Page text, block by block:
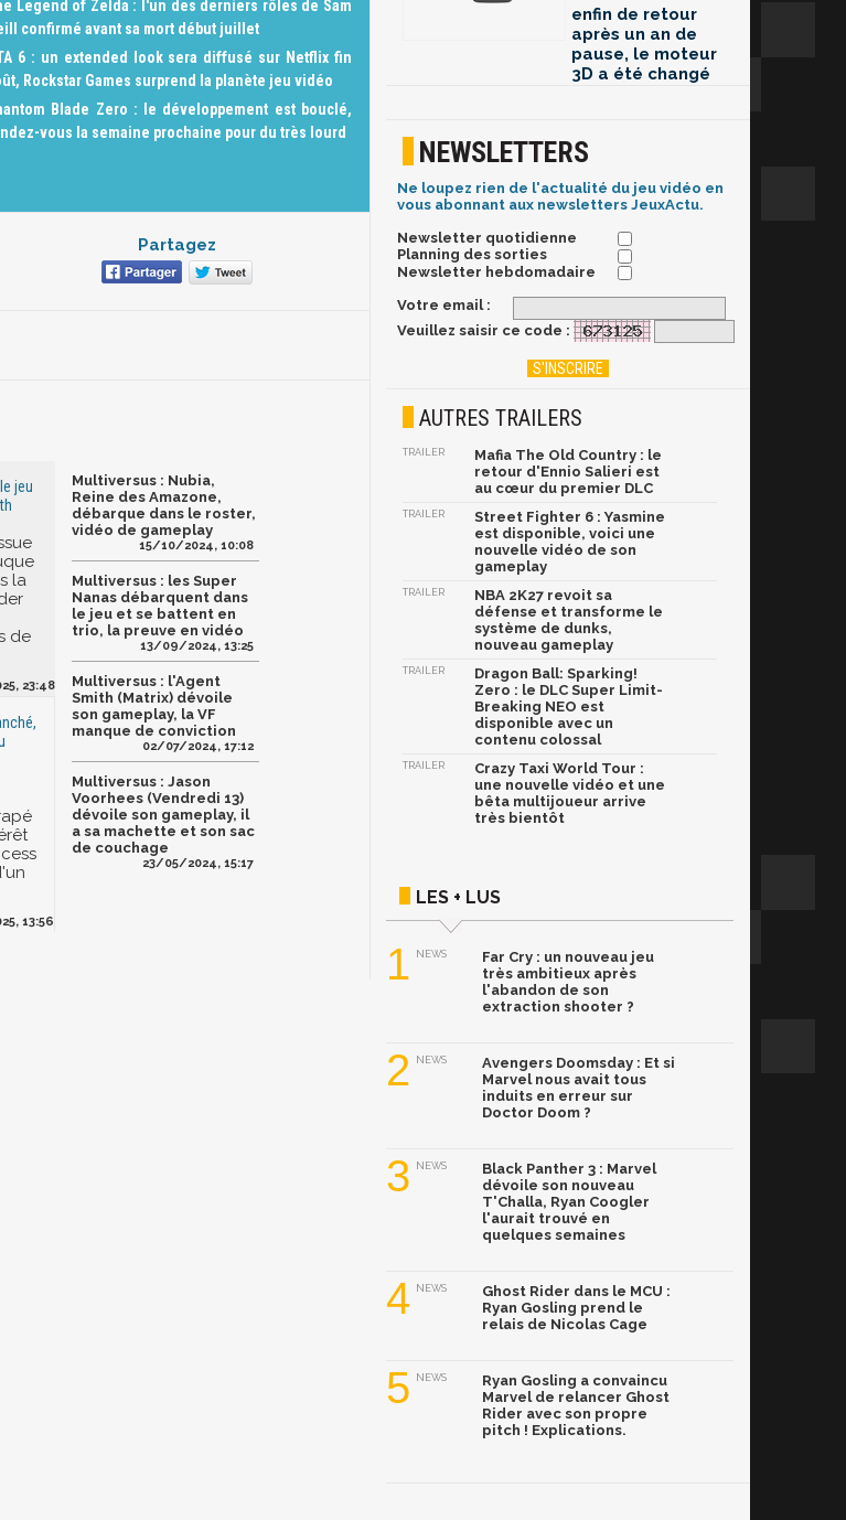
Legend of Zelda : l'un des derniers rôles de Sam
confirmé avant sa mort début juillet
6 : un extended look sera diffusé sur Netflix fin
Rockstar Games surprend la planète jeu vidéo
Blade Zero : le développement est bouclé,
vous la semaine prochaine pour du très lourd
Partagez
jeu
la
de
23:48
13:56
Multiversus : Nubia,
Reine des Amazone,
débarque dans le roster,
vidéo de gameplay
15/10/2024, 10:08
Multiversus : les Super
Nanas débarquent dans
le jeu et se battent en
trio, la preuve en vidéo
13/09/2024, 13:25
Multiversus : l'Agent
Smith (Matrix) dévoile
son gameplay, la VF
manque de conviction
02/07/2024, 17:12
Multiversus : Jason
Voorhees (Vendredi 13)
dévoile son gameplay, il
a sa machette et son sac
de couchage
23/05/2024, 15:17
enfin de retour
après un an de
pause, le moteur
3D a été changé
NEWSLETTERS
Ne loupez rien de l'actualité du jeu vidéo en
vous abonnant aux newsletters JeuxActu.
Newsletter quotidienne
Planning des sorties
Newsletter hebdomadaire
Votre email :
Veuillez saisir ce code :
AUTRES TRAILERS
TRAILER
Mafia The Old Country : le
retour d'Ennio Salieri est
au cœur du premier DLC
TRAILER
Street Fighter 6 : Yasmine
est disponible, voici une
nouvelle vidéo de son
gameplay
TRAILER
NBA 2K27 revoit sa
défense et transforme le
système de dunks,
nouveau gameplay
TRAILER
Dragon Ball: Sparking!
Zero : le DLC Super Limit-
Breaking NEO est
disponible avec un
contenu colossal
TRAILER
Crazy Taxi World Tour :
une nouvelle vidéo et une
bêta multijoueur arrive
très bientôt
LES + LUS
1 NEWS
Far Cry : un nouveau jeu
très ambitieux après
l'abandon de son
extraction shooter ?
2 NEWS
Avengers Doomsday : Et si
Marvel nous avait tous
induits en erreur sur
Doctor Doom ?
3 NEWS
Black Panther 3 : Marvel
dévoile son nouveau
T'Challa, Ryan Coogler
l'aurait trouvé en
quelques semaines
4 NEWS
Ghost Rider dans le MCU :
Ryan Gosling prend le
relais de Nicolas Cage
5 NEWS
Ryan Gosling a convaincu
Marvel de relancer Ghost
Rider avec son propre
pitch ! Explications.